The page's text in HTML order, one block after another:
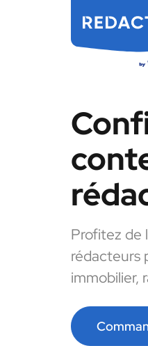
Profitez de
rédacteurs
immobilier,